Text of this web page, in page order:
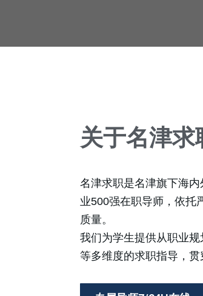
关于名津求
名津求职是名津旗下海
业500强在职导师，依托
质量。
我们为学生提供从职业
等多维度的求职指导，贯